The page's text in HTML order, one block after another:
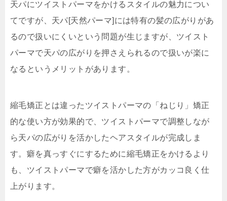
天パにツイストパーマをかけるスタイルの魅力につい
てですが、天パ[天然パーマ]には特有の髪の広がりがあ
るので扱いにくいという問題が生じますが、ツイスト
パーマで天パの広がりを押さえられるので扱いが楽に
なるというメリットがあります。
縮毛矯正とは違ったツイストパーマの「ねじり」矯正
的な使い方が効果的で、ツイストパーマで調整しなが
ら天パの広がりを活かしたヘアスタイルが完成しま
す。癖を真っすぐにするために縮毛矯正をかけるより
も、ツイストパーマで癖を活かした方がカッコ良く仕
上がります。